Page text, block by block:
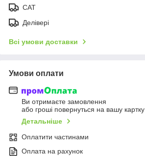
CAT
Делівері
Всі умови доставки
Умови оплати
Ви отримаєте замовлення
або гроші повернуться на вашу картку
Детальніше
Оплатити частинами
Оплата на рахунок